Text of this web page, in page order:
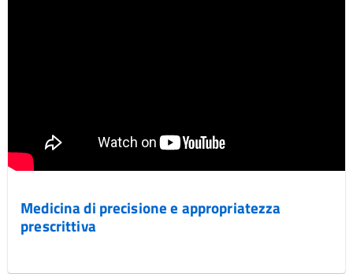
Medicina di precisione e appropriatezza
prescrittiva